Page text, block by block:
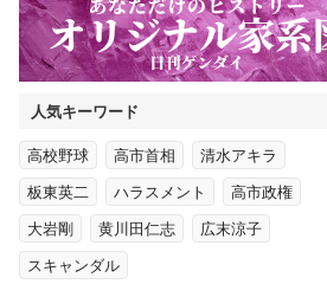
人気キーワード
高校野球 高市首相 清水アキラ
板東英二 ハラスメント 高市政権
大岩剛 黄川田仁志 広末涼子
スキャンダル